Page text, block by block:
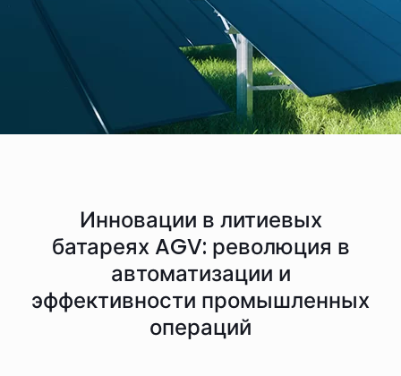
Инновации в литиевых
батареях AGV: революция в
автоматизации и
эффективности промышленных
операций